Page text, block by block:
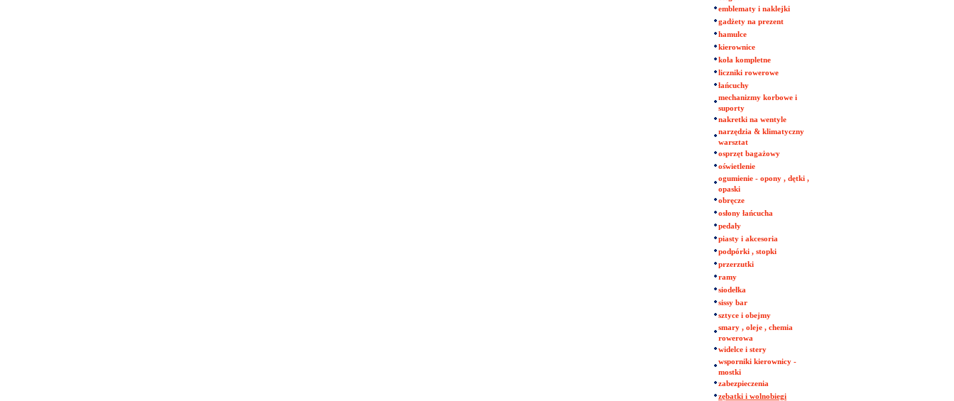
emblematy i naklejki
gadżety na prezent
hamulce
kierownice
koła kompletne
liczniki rowerowe
łańcuchy
mechanizmy korbowe i
suporty
nakretki na wentyle
narzędzia & klimatyczny
warsztat
osprzęt bagażowy
oświetlenie
ogumienie - opony , dętki ,
opaski
obręcze
osłony łańcucha
pedały
piasty i akcesoria
podpórki , stopki
przerzutki
ramy
siodełka
sissy bar
sztyce i obejmy
smary , oleje , chemia
rowerowa
widelce i stery
wsporniki kierownicy -
mostki
zabezpieczenia
zębatki i wolnobiegi